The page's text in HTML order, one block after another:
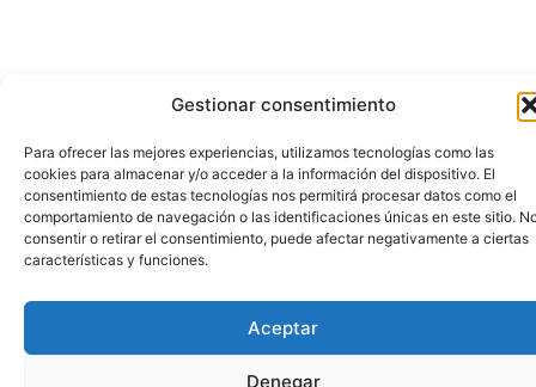
Gestionar consentimiento
Para ofrecer las mejores experiencias, utilizamos tecnologías como las
cookies para almacenar y/o acceder a la información del dispositivo. El
consentimiento de estas tecnologías nos permitirá procesar datos como el
comportamiento de navegación o las identificaciones únicas en este sitio.
consentir o retirar el consentimiento, puede afectar negativamente a ciertas
características y funciones.
Aceptar
Denegar